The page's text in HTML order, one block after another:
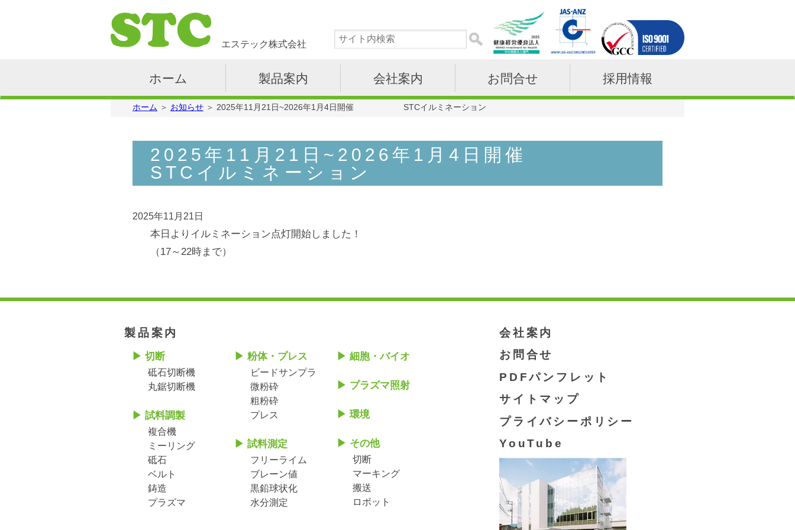
案
会
エステック株式会社
ホーム 製品案内 会社案内 お問合せ 採用情報
ホーム ＞ お知らせ ＞ 2025年11月21日~2026年1月4日開催 STCイルミネーション
2025年11月21日~2026年1月4日開催
STCイルミネーション
2025年11月21日
本日よりイルミネーション点灯開始しました！
（17～22時まで）
製品案内
切断
砥石切断機
丸鋸切断機
試料調製
複合機
ミーリング
砥石
ベルト
鋳造
プラズマ
粉体・プレス
ビードサンプラ
微粉砕
粗粉砕
プレス
試料測定
フリーライム
ブレーン値
黒鉛球状化
水分測定
細胞・バイオ
プラズマ照射
環境
その他
切断
マーキング
搬送
ロボット
会社案内
お問合せ
PDFパンフレット
サイトマップ
プライバシーポリシー
YouTube